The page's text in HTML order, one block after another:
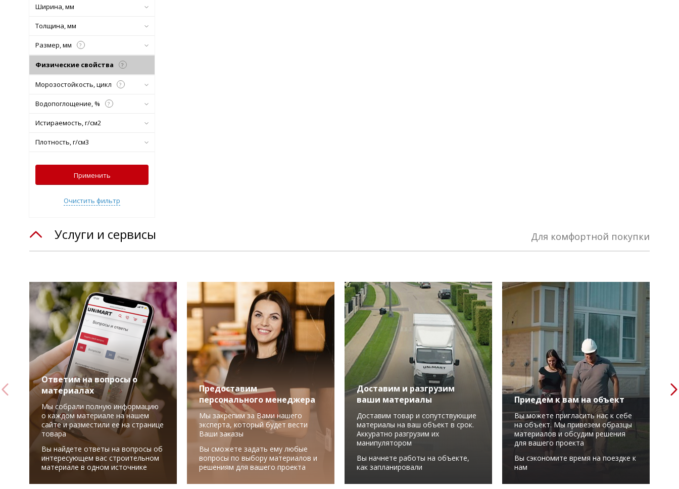
Ширина, мм
Толщина, мм
Размер, мм ?
Физические свойства ?
Морозостойкость, цикл ?
Водопоглощение, % ?
Истираемость, г/см2
Плотность, г/см3
Применить
Очистить фильтр
Для комфортной покупки
Услуги и сервисы
Ответим на вопросы о
материалах
Мы собрали полную информацию
о каждом материале на нашем
сайте и разместили ее на странице
товара
Вы найдете ответы на вопросы об
интересующем вас строительном
материале в одном источнике
Предоставим
персонального менеджера
Мы закрепим за Вами нашего
эксперта, который будет вести
Ваши заказы
Вы сможете задать ему любые
вопросы по выбору материалов и
решениям для вашего проекта
Доставим и разгрузим
ваши материалы
Доставим товар и сопутствующие
материалы на ваш объект в срок.
Аккуратно разгрузим их
манипулятором
Вы начнете работы на объекте,
как запланировали
Приедем к вам на объект
Вы можете пригласить нас к себе
на объект. Мы привезем образцы
материалов и обсудим решения
для вашего проекта
Вы сэкономите время на поездке к
нам